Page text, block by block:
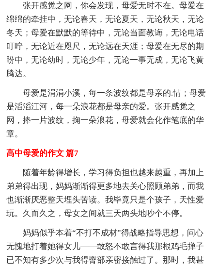
张开感觉之网，你会发现，母爱无时不在。母爱在
绵绵的牵挂中，无论春天，无论夏天，无论秋天，无论
冬天；母爱在默默的等待中，无论当面教诲，无论电话
叮咛，无论近在咫尺，无论远在天涯；母爱在无尽的期
盼中，无论幼时，无论少年，无论一事无成，无论飞黄
腾达。
母爱是涓涓小溪，每一条波纹都是母亲的.情；母爱
是滔滔江河，每一朵浪花都是母亲的爱。张开感觉之
网，捧一片波纹，掬一朵浪花，母爱就会化作笔底的华
章。
高中母爱的作文 篇7
随着年龄得增长，学习得负担也越来越重，再加上
弟弟得出现，妈妈渐渐得更多地去关心照顾弟弟，而我
也渐渐厌恶整天埋头苦读。我毕竟只是个孩子，天性爱
玩。久而久之，母女之间就三天两头地吵个不停。
妈妈似乎本着“不打不成材”得战略指导思想，问心
无愧地打着她得女儿——敢怒不敢言得我那根鸡毛掸子
已不知有多少次与我得臀部亲密接触过了。那时，我甚